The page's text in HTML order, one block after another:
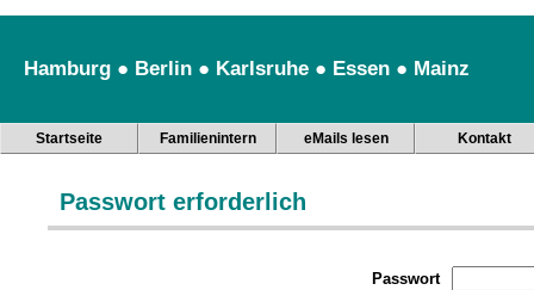
Hamburg ● Berlin ● Karlsruhe ● Essen ● Mainz
Startseite Familienintern eMails lesen Kontakt
Passwort erforderlich
Passwort